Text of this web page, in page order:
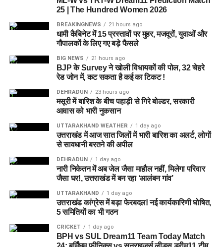
राणा के मुताबिक, नारी निकेतन में आने वाली कई महिलाएं और बच्चे खुद को
एक बंद संस्थान या जेल जैसी जगह पर महसूस करते हैं। यही वजह है कि
कई बार बच्चे वहां से निकलने या भागने की कोशिश तक करने लगते हैं।
इसी समस्या को ध्यान में रखते हुए विभाग अब ऐसा इंफ्रास्ट्रक्चर तैयार
करने की दिशा में काम कर रहा है, जहां रहने वाले लोगों को संस्थागत माहौल
के बजाय परिवार जैसा वातावरण मिल सके।
16 घरों में मिलेगा परिवार जैसा माहौल
प्रस्तावित आलंबन गांव में कॉटेज और छोटे घर विकसित किए जाएंगे। यहां
एक परिवार की तर्ज पर लोगों को रखा जाएगा। योजना के मुताबिक, एक
यूनिट में करीब दो महिलाएं, चार बच्चे और एक किशोरी को शामिल किया
जाएगा। इस तरह उन्हें एक परिवार की तरह साथ रहने का अवसर मिलेगा।
हर यूनिट में अलग किचन जैसी सुविधाएं भी होंगी, ताकि वहां रहने वाली
महिलाओं और बच्चों को रोजमर्रा के जीवन में ज्यादा स्वतंत्रता और जिम्मेदारी
का अनुभव हो सके। प्रस्तावित परिसर में कुल 16 घर विकसित किए
25 | The Hundred Women 2026
BREAKINGNEWS 21 hours ago
धामी कैबिनेट में 15 प्रस्तावों पर मुहर, मजदूरों, युवाओं और
गौपालकों के लिए गए बड़े फैसले
BIG NEWS 21 hours ago
BJP के Survey ने खोली विधायकों की पोल, 32 चेहरे
रेड जोन में, कट सकता है कई का टिकट !
DEHRADUN 23 hours ago
मसूरी में बारिश के बीच पहाड़ी से गिरे बोल्डर, सरकारी
आवास को भारी नुकसान
UTTARAKHAND WEATHER 1 day ago
उत्तराखंड में आज सात जिलों में भारी बारिश का अलर्ट, लोगों
से सावधानी बरतने की अपील
DEHRADUN 1 day ago
नारी निकेतन में अब जेल जैसा माहौल नहीं, मिलेगा परिवार
जैसा घर!, उत्तराखंड में बन रहा ‘आलंबन गांव’
UTTARAKHAND 1 day ago
उत्तराखंड कांग्रेस में बड़ा फेरबदल! नई कार्यकारिणी घोषित,
5 समितियों का भी गठन
CRICKET 1 day ago
BPH vs SUL Dream11 Team Today Match